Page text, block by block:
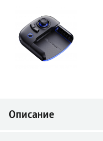
Описание